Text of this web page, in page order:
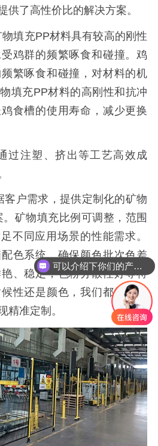
供了高性价比的解决方案。
物填充PP材料具有较高的刚性
鸡群的频繁啄食和碰撞。鸡
繁啄食和碰撞，对材料的机
填充PP材料的高刚性和抗冲
食槽的使用寿命，减少更换
过注塑、挤出等工艺高效成
客户需求，提供定制化的矿物
矿物填充比例可调整，范围
不同应用场景的性能需求。
色系统，确保颜色批次色差
、稳定，色粉分散性好等特
性还是颜色，我们都能通过
精准定制。
可以介绍下你们的产品么